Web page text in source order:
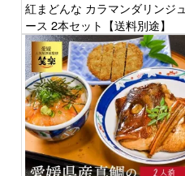
紅まどんな カラマンダリンジュ
ース 2本セット【送料別途】